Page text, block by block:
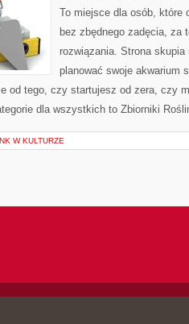
To miejsce dla osób, które
bez zbędnego zadęcia, za
rozwiązania. Strona
planować swoje akwarium
od tego, czy startujesz od zera, czy
dla wszystkich to Zbiorniki
W KULTURZE